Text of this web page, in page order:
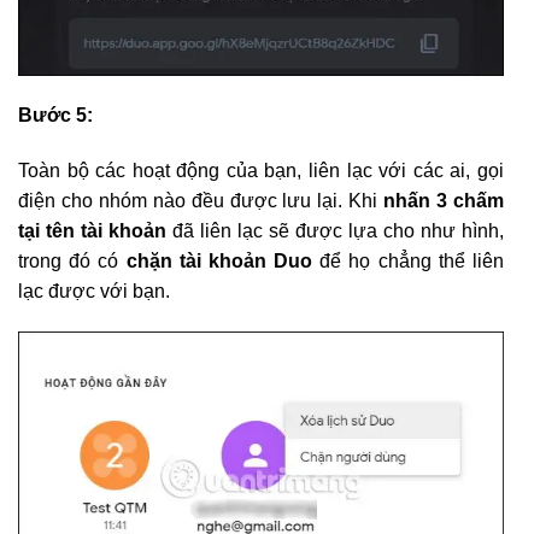
Bước 5:
Toàn bộ các hoạt động của bạn, liên lạc với các ai, gọi
điện cho nhóm nào đều được lưu lại. Khi nhấn 3 chấm
tại tên tài khoản đã liên lạc sẽ được lựa cho như hình,
trong đó có chặn tài khoản Duođể họ chẳng thể liên
lạc được với bạn.